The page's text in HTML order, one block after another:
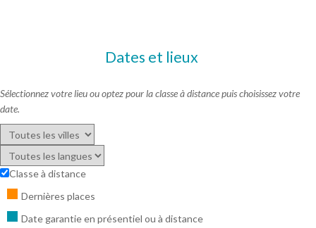
Dates et lieux
Sélectionnez votre lieu ou optez pour la classe à distance puis choisissez votre
date.
Classe à distance
Dernières places
Date garantie en présentiel ou à distance